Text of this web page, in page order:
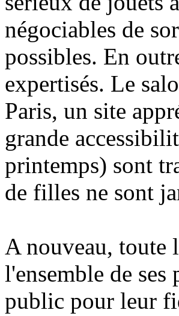
négociables de
possibles. En
expertisés. Le
Paris, un site
grande
printemps) sont
de filles ne sont
A nouveau, toute
l'ensemble de ses
public pour leur